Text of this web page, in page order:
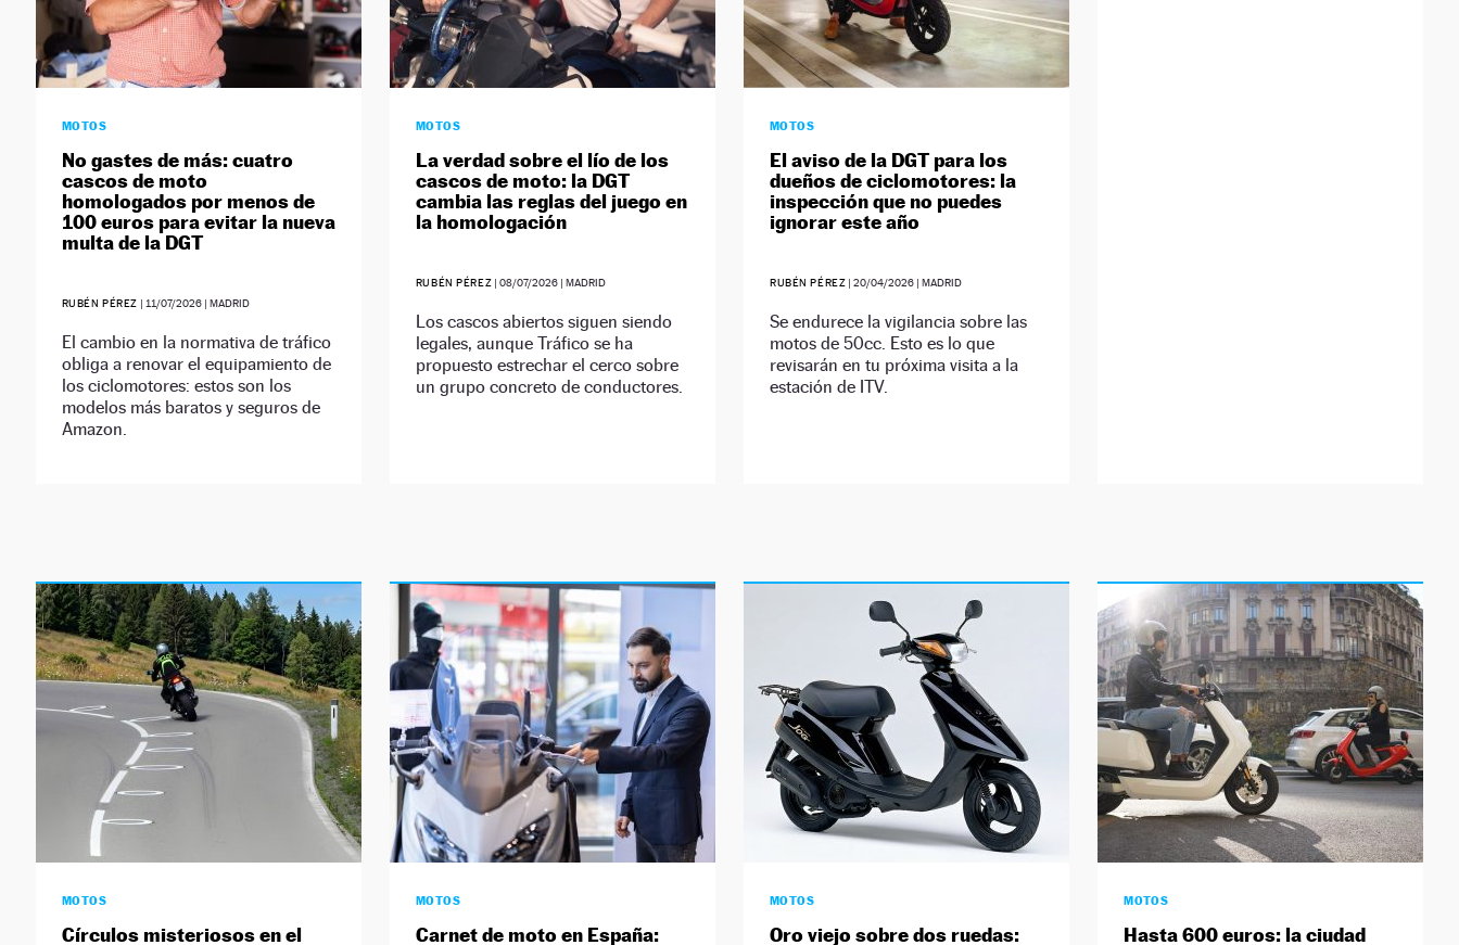
MOTOS
No gastes de más: cuatro
cascos de moto
homologados por menos de
100 euros para evitar la nueva
multa de la DGT
RUBÉN PÉREZ | 11/07/2026 | MADRID
El cambio en la normativa de tráfico
obliga a renovar el equipamiento de
los ciclomotores: estos son los
modelos más baratos y seguros de
Amazon.
MOTOS
La verdad sobre el lío de los
cascos de moto: la DGT
cambia las reglas del juego en
la homologación
RUBÉN PÉREZ |08/07/2026 | MADRID
Los cascos abiertos siguen siendo
legales, aunque Tráfico se ha
propuesto estrechar el cerco sobre
un grupo concreto de conductores.
MOTOS
El aviso de la DGT para los
dueños de ciclomotores: la
inspección que no puedes
ignorar este año
RUBÉN PÉREZ |20/04/2026 | MADRID
Se endurece la vigilancia sobre las
motos de 50cc. Esto es lo que
revisarán en tu próxima visita a la
estación de ITV.
MOTOS
Círculos misteriosos en el
MOTOS
Carnet de moto en España:
MOTOS
Oro viejo sobre dos ruedas:
MOTOS
Hasta 600 euros: la ciudad